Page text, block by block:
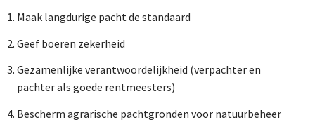
Maak langdurige pacht de standaard
Geef boeren zekerheid
Gezamenlijke verantwoordelijkheid (verpachter en
pachter als goede rentmeesters)
Bescherm agrarische pachtgronden voor natuurbeheer